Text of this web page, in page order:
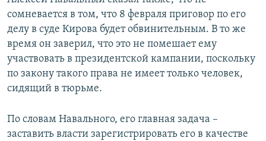
сомневается в том, что 8 февраля приговор по его
делу в суде Кирова будет обвинительным. В то же
время он заверил, что это не помешает ему
участвовать в президентской кампании, поскольку
по закону такого права не имеет только человек,
сидящий в тюрьме.
По словам Навального, его главная задача –
заставить власти зарегистрировать его в качестве